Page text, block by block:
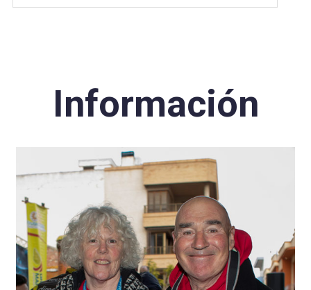
Información